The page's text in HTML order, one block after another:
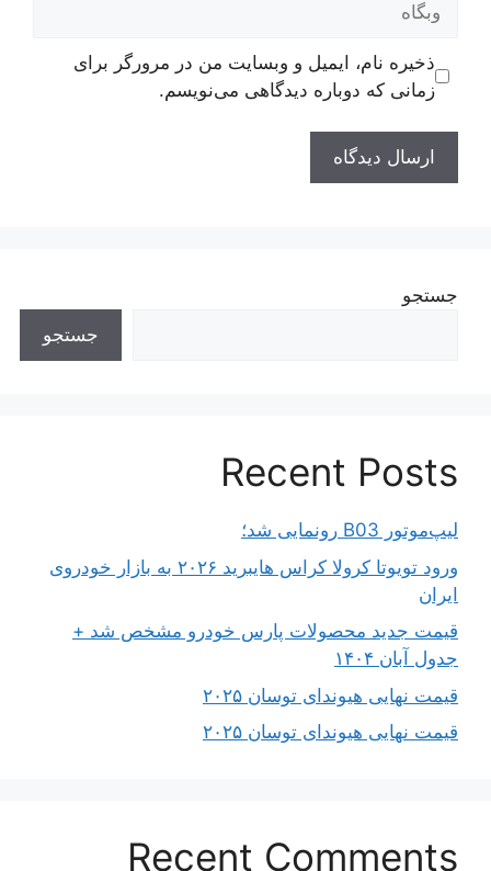
ذخیره نام، ایمیل و وبسایت من در مرورگر برای
زمانی که دوباره دیدگاهی می‌نویسم.
جستجو
جستجو
Recent Posts
لیپ‌موتور B03 رونمایی شد؛
ورود تویوتا کرولا کراس هایبرید ۲۰۲۶ به بازار خودروی
ایران
قیمت جدید محصولات پارس خودرو مشخص شد +
جدول آبان ۱۴۰۴
قیمت نهایی هیوندای توسان ۲۰۲۵
قیمت نهایی هیوندای توسان ۲۰۲۵
Recent Comments